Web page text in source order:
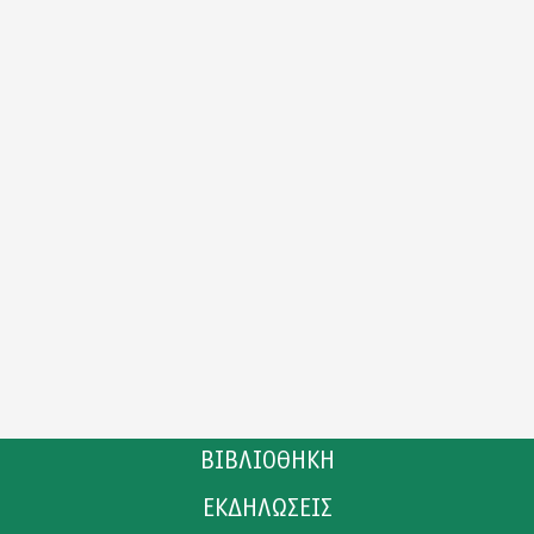
ΒΙΒΛΙΟΘΗΚΗ
ΚΑΤΑΛΟΓΟΣ
ΕΚΔΗΛΩΣΕΙΣ